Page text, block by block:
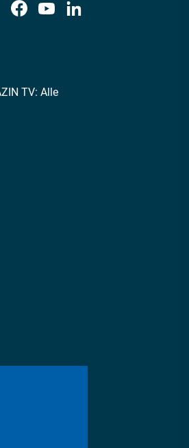
TV: Alle